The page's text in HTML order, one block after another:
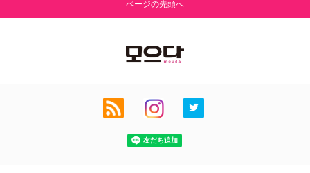
ページの先頭へ